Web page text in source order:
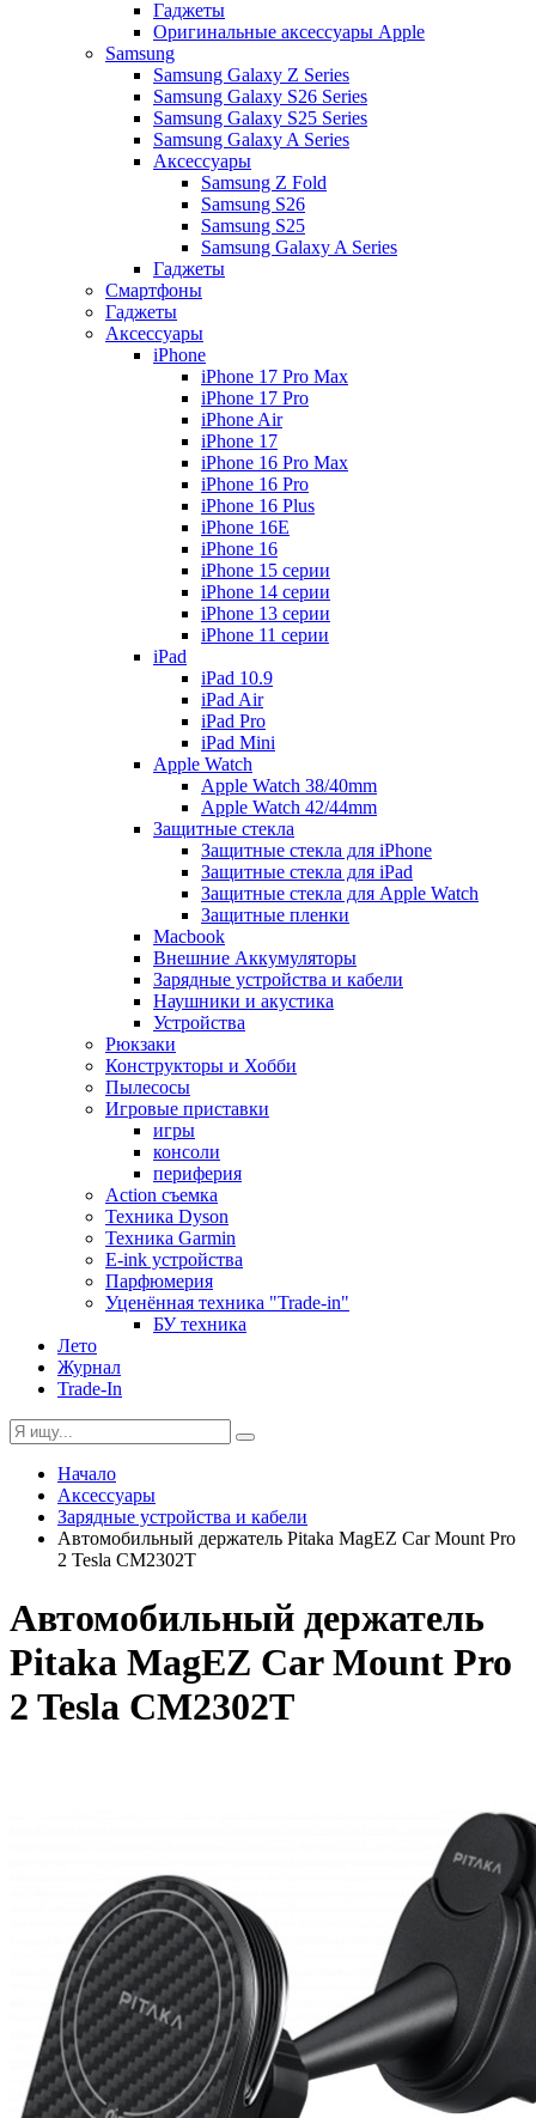
Гаджеты
Оригинальные аксессуары Apple
Samsung
Samsung Galaxy Z Series
Samsung Galaxy S26 Series
Samsung Galaxy S25 Series
Samsung Galaxy A Series
Аксессуары
Samsung Z Fold
Samsung S26
Samsung S25
Samsung Galaxy A Series
Гаджеты
Смартфоны
Гаджеты
Аксессуары
iPhone
iPhone 17 Pro Max
iPhone 17 Pro
iPhone Air
iPhone 17
iPhone 16 Pro Max
iPhone 16 Pro
iPhone 16 Plus
iPhone 16E
iPhone 16
iPhone 15 серии
iPhone 14 серии
iPhone 13 серии
iPhone 11 серии
iPad
iPad 10.9
iPad Air
iPad Pro
iPad Mini
Apple Watch
Apple Watch 38/40mm
Apple Watch 42/44mm
Защитные стекла
Защитные стекла для iPhone
Защитные стекла для iPad
Защитные стекла для Apple Watch
Защитные пленки
Macbook
Внешние Аккумуляторы
Зарядные устройства и кабели
Наушники и акустика
Устройства
Рюкзаки
Конструкторы и Хобби
Пылесосы
Игровые приставки
игры
консоли
периферия
Action съемка
Техника Dyson
Техника Garmin
E-ink устройства
Парфюмерия
Уценённая техника "Trade-in"
БУ техника
Лето
Журнал
Trade-In
Начало
Аксессуары
Зарядные устройства и кабели
Автомобильный держатель Pitaka MagEZ Car Mount Pro
2 Tesla CM2302T
Автомобильный держатель
Pitaka MagEZ Car Mount Pro
2 Tesla CM2302T